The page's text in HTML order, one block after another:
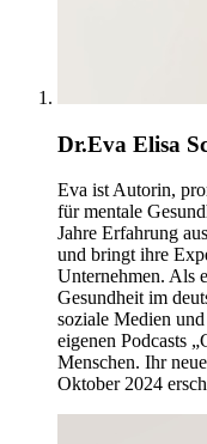
Dr.Eva Elisa
Eva ist Autorin,
für mentale
Jahre Erfahrung
und bringt ihre
Unternehmen. Als
Gesundheit im
soziale Medien
eigenen Podcasts
Menschen. Ihr
Oktober 2024